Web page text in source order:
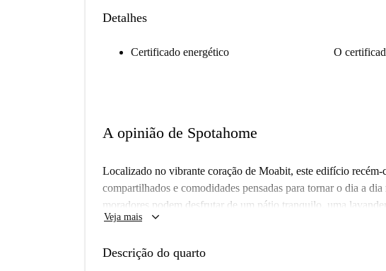
Detalhes
Certificado energético O
A opinião de Spotahome
Localizado no vibrante coração de Moabit, este edifício recém-
compartilhados e comodidades pensadas para tornar o dia a
moradores podem desfrutar de um pátio tranquilo, uma
bicicletário seguro — perfeito para quem se desloca sobre duas
grande destaque. Você encontrará a estação de metrô
Veja mais keyboard_arrow_down
Descrição do quarto